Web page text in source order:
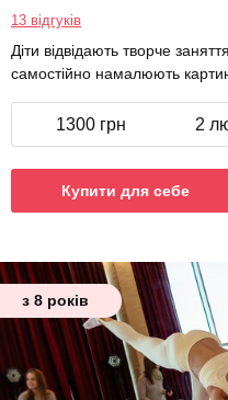
13 відгуків
Діти відвідають творче
самостійно намалюють
1300 грн 2
Купити для себе
з 8 років